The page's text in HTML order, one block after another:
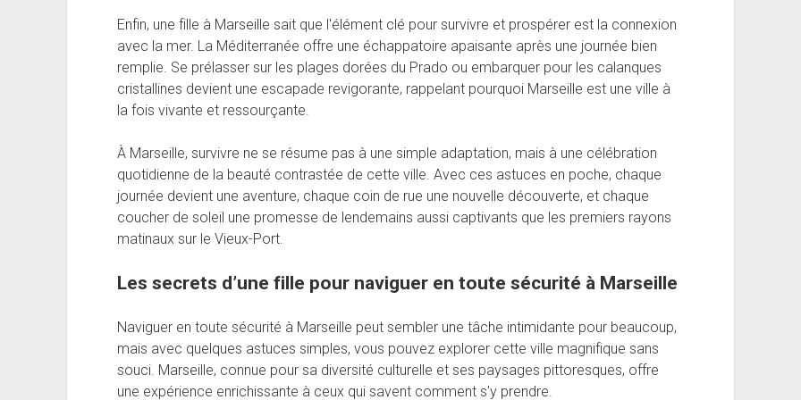
Enfin, une fille à Marseille sait que l'élément clé pour survivre et prospérer est la connexion
avec la mer. La Méditerranée offre une échappatoire apaisante après une journée bien
remplie. Se prélasser sur les plages dorées du Prado ou embarquer pour les calanques
cristallines devient une escapade revigorante, rappelant pourquoi Marseille est une ville à
la fois vivante et ressourçante.
À Marseille, survivre ne se résume pas à une simple adaptation, mais à une célébration
quotidienne de la beauté contrastée de cette ville. Avec ces astuces en poche, chaque
journée devient une aventure, chaque coin de rue une nouvelle découverte, et chaque
coucher de soleil une promesse de lendemains aussi captivants que les premiers rayons
matinaux sur le Vieux-Port.
Les secrets d’une fille pour naviguer en toute sécurité à Marseille
Naviguer en toute sécurité à Marseille peut sembler une tâche intimidante pour beaucoup,
mais avec quelques astuces simples, vous pouvez explorer cette ville magnifique sans
souci. Marseille, connue pour sa diversité culturelle et ses paysages pittoresques, offre
une expérience enrichissante à ceux qui savent comment s'y prendre.